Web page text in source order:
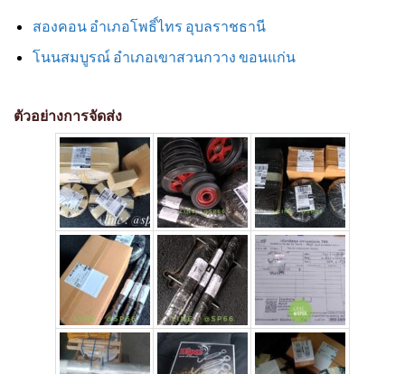
สองคอน อำเภอโพธิ์ไทร อุบลราชธานี
โนนสมบูรณ์ อำเภอเขาสวนกวาง ขอนแก่น
ตัวอย่างการจัดส่ง